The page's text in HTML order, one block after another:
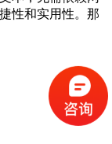
性和实用性。那